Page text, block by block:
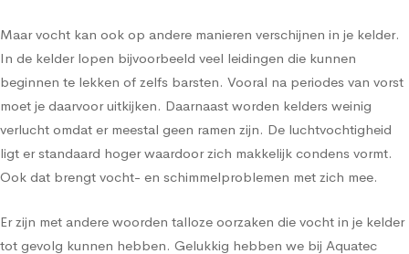
Maar vocht kan ook op andere manieren verschijnen in je kelder.
In de kelder lopen bijvoorbeeld veel leidingen die kunnen
beginnen te lekken of zelfs barsten. Vooral na periodes van vorst
moet je daarvoor uitkijken. Daarnaast worden kelders weinig
verlucht omdat er meestal geen ramen zijn. De luchtvochtigheid
ligt er standaard hoger waardoor zich makkelijk condens vormt.
Ook dat brengt vocht- en schimmelproblemen met zich mee.
Er zijn met andere woorden talloze oorzaken die vocht in je kelder
tot gevolg kunnen hebben. Gelukkig hebben we bij Aquatec